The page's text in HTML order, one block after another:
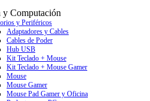
y Computación
y Periféricos
Adaptadores y Cables
Cables de Poder
Hub USB
Kit Teclado + Mouse
Kit Teclado + Mouse Gamer
Mouse
Mouse Gamer
Mouse Pad Gamer y Oficina